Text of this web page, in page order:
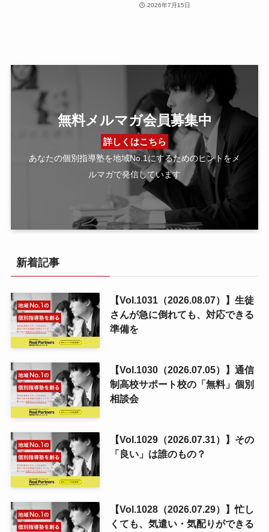
2026年7月15日
無料メルマガ会員募集中
詳しくはこちら
あなたの個別指導塾を地域No.1にするためのヒントをメ
ルマガで発信しています
新着記事
【Vol.1031（2026.08.07）】生徒
さんが急に倒れても、対応できる
準備を
【Vol.1030（2026.07.05）】通信
制高校サポート校の「無料」個別
相談会
【Vol.1029（2026.07.31）】その
「良い」は誰のもの？
【Vol.1028（2026.07.29）】忙し
くても、気遣い・気配りができる